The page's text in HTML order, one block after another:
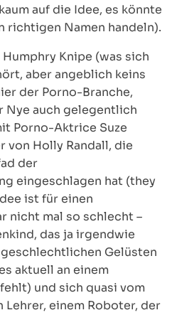
auf die Idee, es könnte
richtigen Namen handeln).
Knipe (was sich
aber angeblich keins
der Porno-Branche,
Nye auch gelegentlich
Porno-Aktrice Suze
von Holly Randall, die
der
eingeschlagen hat (they
ist für einen
nicht mal so schlecht –
das ja irgendwie
Gelüsten
aktuell an einem
und sich quasi vom
einem Roboter, der